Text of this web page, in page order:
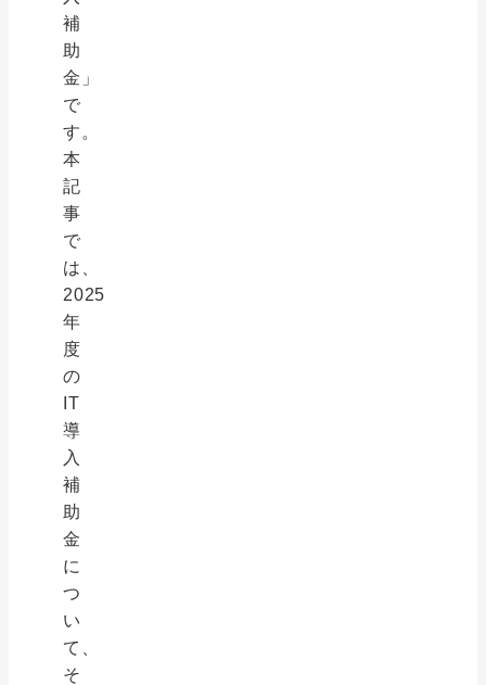
補
助
金」
で
す。
本
記
事
で
は、
2025
年
度
の
IT
導
入
補
助
金
に
つ
い
て、
そ